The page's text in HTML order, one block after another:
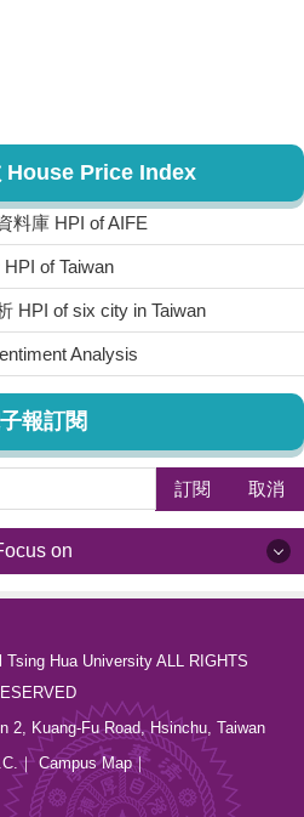
House Price Index
料庫 HPI of AIFE
of Taiwan
HPI of six city in Taiwan
Analysis
報訂閱
訂閱 取消
on
on
Hua University ALL RIGHTS
2, Kuang-Fu Road, Hsinchu, Taiwan
｜ Campus Map｜